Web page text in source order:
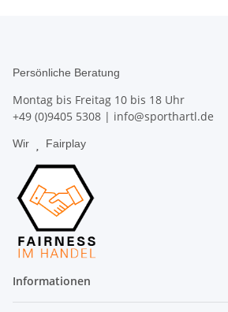
Persönliche Beratung
Montag bis Freitag 10 bis 18 Uhr
+49 (0)9405 5308 | info@sporthartl.de
Wir Fairplay
Informationen